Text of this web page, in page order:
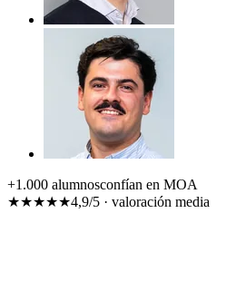
+1.000 alumnosconfían en MOA
★★★★★4,9/5 · valoración media